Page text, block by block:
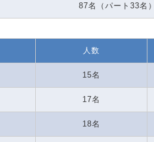
87名（パート33名
人数
15名
17名
18名